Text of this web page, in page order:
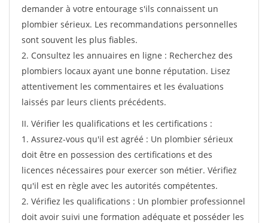
demander à votre entourage s'ils connaissent un
plombier sérieux. Les recommandations personnelles
sont souvent les plus fiables.
2. Consultez les annuaires en ligne : Recherchez des
plombiers locaux ayant une bonne réputation. Lisez
attentivement les commentaires et les évaluations
laissés par leurs clients précédents.
II. Vérifier les qualifications et les certifications :
1. Assurez-vous qu'il est agréé : Un plombier sérieux
doit être en possession des certifications et des
licences nécessaires pour exercer son métier. Vérifiez
qu'il est en règle avec les autorités compétentes.
2. Vérifiez les qualifications : Un plombier professionnel
doit avoir suivi une formation adéquate et posséder les